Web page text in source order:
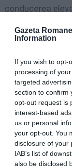
Gazeta
Information
If you wish to opt-
processing of
targeted
section to confirm
opt-out request is
interest-based
us or personal
your opt-out. You
disclosure of your
IAB’s list of
also be disclosed
conducerea
magistratului o
"Dacă lucrurile
să mă gândesc
acelei biete
aşeze la un
falsă de
consilier